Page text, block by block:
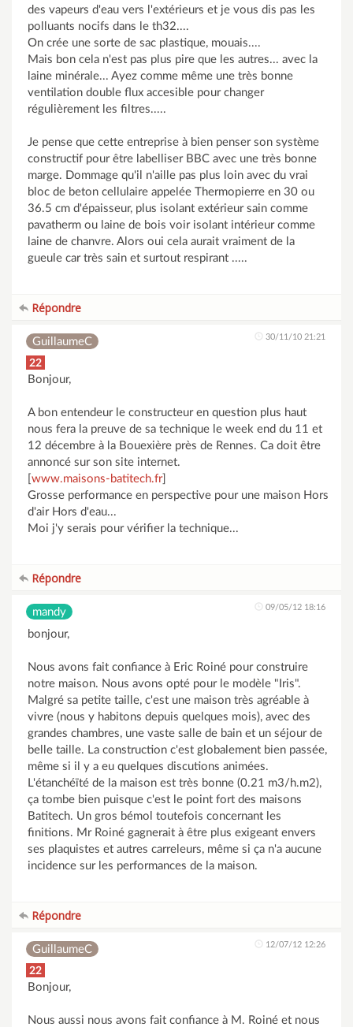
des vapeurs d'eau vers l'extérieurs et je vous dis pas les
polluants nocifs dans le th32....
On crée une sorte de sac plastique, mouais....
Mais bon cela n'est pas plus pire que les autres... avec la
laine minérale... Ayez comme même une très bonne
ventilation double flux accesible pour changer
régulièrement les filtres.....
Je pense que cette entreprise à bien penser son système
constructif pour être labelliser BBC avec une très bonne
marge. Dommage qu'il n'aille pas plus loin avec du vrai
bloc de beton cellulaire appelée Thermopierre en 30 ou
36.5 cm d'épaisseur, plus isolant extérieur sain comme
pavatherm ou laine de bois voir isolant intérieur comme
laine de chanvre. Alors oui cela aurait vraiment de la
gueule car très sain et surtout respirant .....
Répondre
GuillaumeC 30/11/10 21:21
22
Bonjour,
A bon entendeur le constructeur en question plus haut
nous fera la preuve de sa technique le week end du 11 et
12 décembre à la Bouexière près de Rennes. Ca doit être
annoncé sur son site internet.
www.maisons-batitech.fr]
Grosse performance en perspective pour une maison Hors
d'air Hors d'eau...
Moi j'y serais pour vérifier la technique...
Répondre
mandy 09/05/12 18:16
bonjour,
Nous avons fait confiance à Eric Roiné pour construire
notre maison. Nous avons opté pour le modèle "Iris".
Malgré sa petite taille, c'est une maison très agréable à
vivre (nous y habitons depuis quelques mois), avec des
grandes chambres, une vaste salle de bain et un séjour de
belle taille. La construction c'est globalement bien passée,
même si il y a eu quelques discutions animées.
L'étanchéïté de la maison est très bonne (0.21 m3/h.m2),
ça tombe bien puisque c'est le point fort des maisons
Batitech. Un gros bémol toutefois concernant les
finitions. Mr Roiné gagnerait à être plus exigeant envers
ses plaquistes et autres carreleurs, même si ça n'a aucune
incidence sur les performances de la maison.
Répondre
GuillaumeC 12/07/12 12:26
22
Bonjour,
Nous aussi nous avons fait confiance à M. Roiné et nous